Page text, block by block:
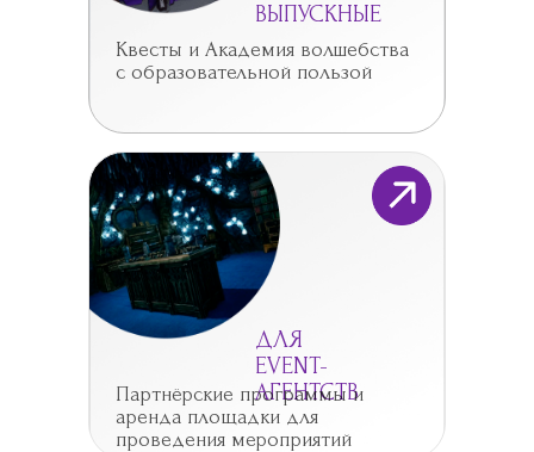
ВЫПУСКНЫЕ
Квесты и Академия волшебства
с образовательной пользой
ДЛЯ
EVENT-
АГЕНТСТВ
Партнёрские программы и
аренда площадки для
проведения мероприятий